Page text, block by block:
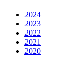
2024
2023
2022
2021
2020